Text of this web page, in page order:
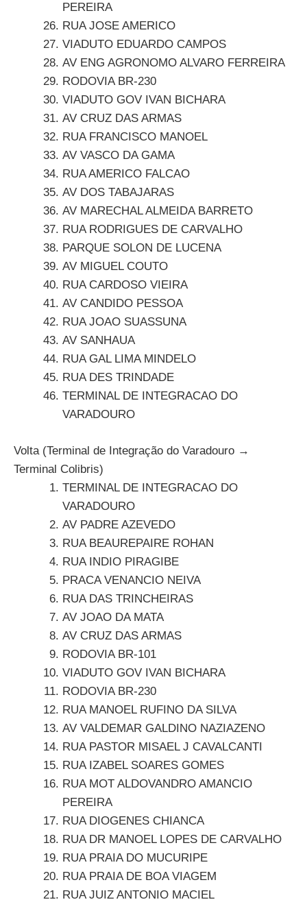
PEREIRA
RUA JOSE AMERICO
VIADUTO EDUARDO CAMPOS
AV ENG AGRONOMO ALVARO FERREIRA
RODOVIA BR-230
VIADUTO GOV IVAN BICHARA
AV CRUZ DAS ARMAS
RUA FRANCISCO MANOEL
AV VASCO DA GAMA
RUA AMERICO FALCAO
AV DOS TABAJARAS
AV MARECHAL ALMEIDA BARRETO
RUA RODRIGUES DE CARVALHO
PARQUE SOLON DE LUCENA
AV MIGUEL COUTO
RUA CARDOSO VIEIRA
AV CANDIDO PESSOA
RUA JOAO SUASSUNA
AV SANHAUA
RUA GAL LIMA MINDELO
RUA DES TRINDADE
TERMINAL DE INTEGRACAO DO
VARADOURO
Volta (Terminal de Integração do Varadouro →
Terminal Colibris)
TERMINAL DE INTEGRACAO DO
VARADOURO
AV PADRE AZEVEDO
RUA BEAUREPAIRE ROHAN
RUA INDIO PIRAGIBE
PRACA VENANCIO NEIVA
RUA DAS TRINCHEIRAS
AV JOAO DA MATA
AV CRUZ DAS ARMAS
RODOVIA BR-101
VIADUTO GOV IVAN BICHARA
RODOVIA BR-230
RUA MANOEL RUFINO DA SILVA
AV VALDEMAR GALDINO NAZIAZENO
RUA PASTOR MISAEL J CAVALCANTI
RUA IZABEL SOARES GOMES
RUA MOT ALDOVANDRO AMANCIO
PEREIRA
RUA DIOGENES CHIANCA
RUA DR MANOEL LOPES DE CARVALHO
RUA PRAIA DO MUCURIPE
RUA PRAIA DE BOA VIAGEM
RUA JUIZ ANTONIO MACIEL